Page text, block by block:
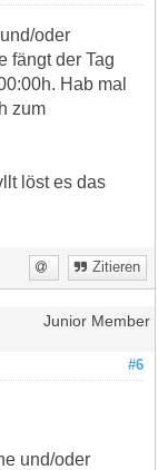
oder
fängt der Tag
Hab mal
zum
löst es das
Zitieren
Junior Member
#6
und/oder